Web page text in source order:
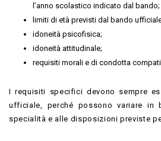
l’anno scolastico indicato dal bando;
limiti di età previsti dal bando
idoneità psicofisica;
idoneità attitudinale;
requisiti morali e di condotta
I requisiti specifici devono sempre
ufficiale, perché possono variare in
specialità e alle disposizioni previste